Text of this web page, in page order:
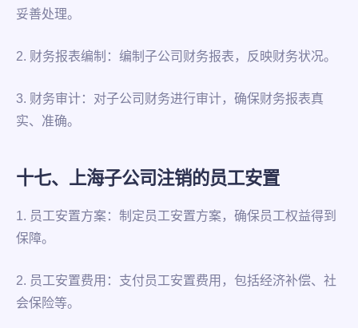
妥善处理。
2. 财务报表编制：编制子公司财务报表，反映财务状况。
3. 财务审计：对子公司财务进行审计，确保财务报表真
实、准确。
十七、上海子公司注销的员工安置
1. 员工安置方案：制定员工安置方案，确保员工权益得到
保障。
2. 员工安置费用：支付员工安置费用，包括经济补偿、社
会保险等。